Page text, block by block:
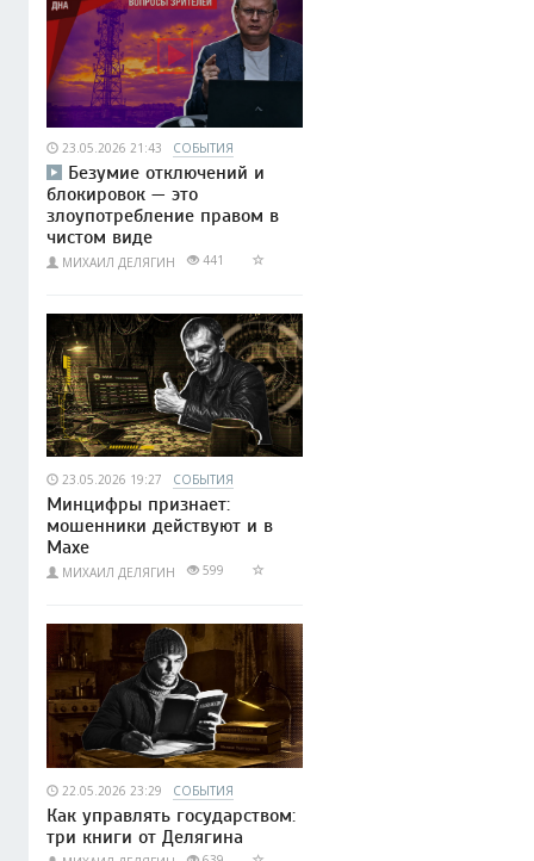
23.05.2026 21:43 СОБЫТИЯ
Безумие отключений и
блокировок — это
злоупотребление правом в
чистом виде
МИХАИЛ ДЕЛЯГИН 441
23.05.2026 19:27 СОБЫТИЯ
Минцифры признает:
мошенники действуют и в
Махе
МИХАИЛ ДЕЛЯГИН 599
22.05.2026 23:29 СОБЫТИЯ
Как управлять государством:
три книги от Делягина